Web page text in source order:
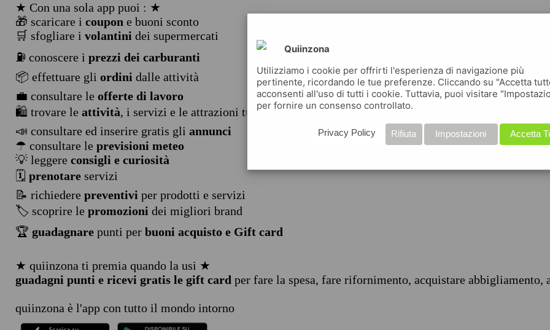
★ Con una sola app puoi : ★
🎁 scaricare i coupon e buoni sconto
🛒 sfogliare i volantini dei supermercati
⛽ conoscere i prezzi dei carburanti
📦 effettuare gli ordini dalle attività
💼 consultare le offerte di lavoro
🛍️ trovare le attività, i servizi e le attrazioni turistiche
📣 consultare ed inserire gratis gli annunci
☂ consultare le previsioni meteo
💡 leggere consigli e curiosità
🗓️ prenotareservizi
📝 richiedere preventivi per prodotti e servizi
🏷️ scoprire le promozioni dei migliori brand
🏆 guadagnarepunti per buoni acquisto e Gift card
★ quiinzona ti premia quando la usi ★
guadagni punti e ricevi gratis le gift card per fare la spesa, fare rifornimento, acquistare abbigliamento,
quiinzona è l'app con tutto il mondo intorno
Quiinzona
Utilizziamo i cookie per offrirti l'esperienza di navigazione più
pertinente, ricordando le tue preferenze. Cliccando su "Accetta
acconsenti all'uso di tutti i cookie. Tuttavia, puoi visitare
per fornire un consenso controllato.
Accetta
Impostazioni
Rifiuta
Privacy Policy